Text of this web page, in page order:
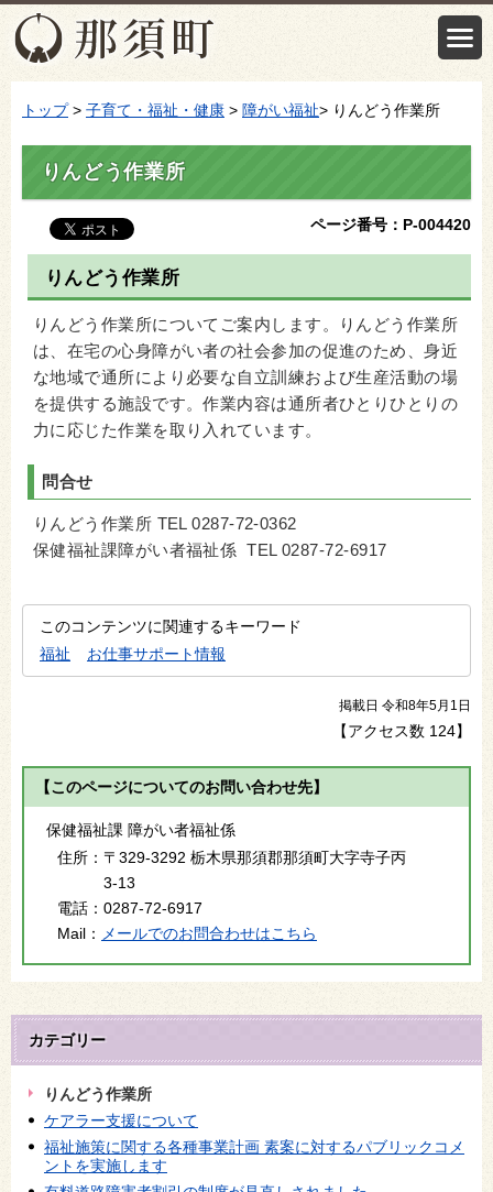
トップ> 子育て・福祉・健康 > 障がい福祉> りんどう作業所
りんどう作業所
ページ番号：P-004420
りんどう作業所
りんどう作業所についてご案内します。りんどう作業所
は、在宅の心身障がい者の社会参加の促進のため、身近
な地域で通所により必要な自立訓練および生産活動の場
を提供する施設です。作業内容は通所者ひとりひとりの
力に応じた作業を取り入れています。
問合せ
りんどう作業所 TEL 0287-72-0362
保健福祉課障がい者福祉係 TEL 0287-72-6917
このコンテンツに関連するキーワード
福祉
お仕事サポート情報
掲載日 令和8年5月1日
【アクセス数 124】
【このページについてのお問い合わせ先】
保健福祉課 障がい者福祉係
住所： 〒329-3292 栃木県那須郡那須町大字寺子丙
3-13
電話： 0287-72-6917
Mail：
メールでのお問合わせはこちら
カテゴリー
りんどう作業所
ケアラー支援について
福祉施策に関する各種事業計画 素案に対するパブリックコメ
ントを実施します